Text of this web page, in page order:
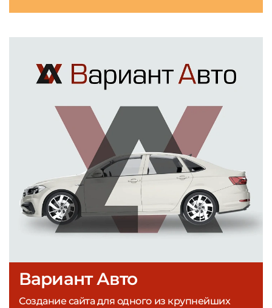
Вариант Авто
Создание сайта для одного из крупнейших